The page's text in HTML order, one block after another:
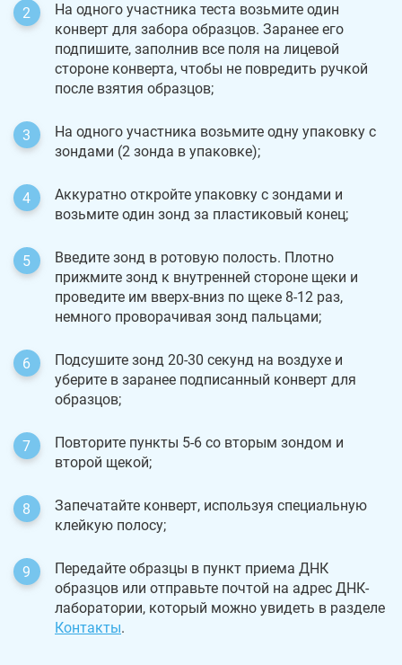
На одного участника теста возьмите один
конверт для забора образцов. Заранее его
подпишите, заполнив все поля на лицевой
стороне конверта, чтобы не повредить ручкой
после взятия образцов;
На одного участника возьмите одну упаковку с
зондами (2 зонда в упаковке);
Аккуратно откройте упаковку с зондами и
возьмите один зонд за пластиковый конец;
Введите зонд в ротовую полость. Плотно
прижмите зонд к внутренней стороне щеки и
проведите им вверх-вниз по щеке 8-12 раз,
немного проворачивая зонд пальцами;
Подсушите зонд 20-30 секунд на воздухе и
уберите в заранее подписанный конверт для
образцов;
Повторите пункты 5-6 со вторым зондом и
второй щекой;
Запечатайте конверт, используя специальную
клейкую полосу;
Передайте образцы в пункт приема ДНК
образцов или отправьте почтой на адрес ДНК-
лаборатории, который можно увидеть в разделе
Контакты.